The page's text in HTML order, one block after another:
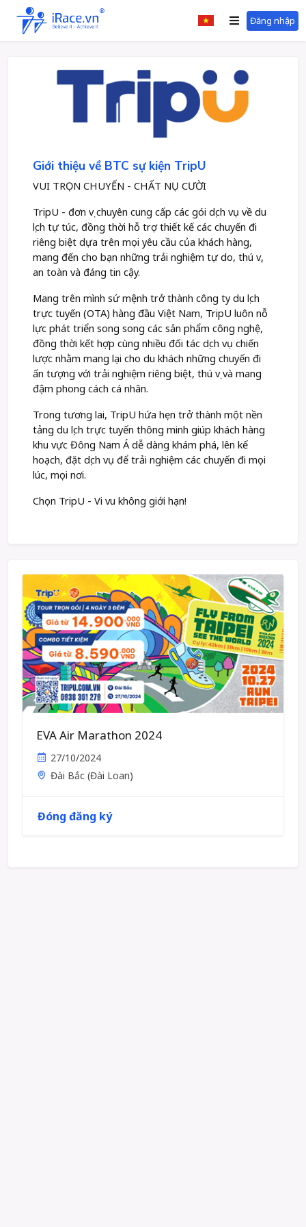
Đăng nhập
Giới thiệu về BTC sự kiện TripU
VUI TRỌN CHUYẾN - CHẤT NỤ CƯỜI
TripU - đơn vị chuyên cung cấp các gói dịch vụ về du
lịch tự túc, đồng thời hỗ trợ thiết kế các chuyến đi
riêng biệt dựa trên mọi yêu cầu của khách hàng,
mang đến cho bạn những trải nghiệm tự do, thú vị,
an toàn và đáng tin cậy.
Mang trên mình sứ mệnh trở thành công ty du lịch
trực tuyến (OTA) hàng đầu Việt Nam, TripU luôn nỗ
lực phát triển song song các sản phẩm công nghệ,
đồng thời kết hợp cùng nhiều đối tác dịch vụ chiến
lược nhằm mang lại cho du khách những chuyến đi
ấn tượng với trải nghiệm riêng biệt, thú vị và mang
đậm phong cách cá nhân.
Trong tương lai, TripU hứa hẹn trở thành một nền
tảng du lịch trực tuyến thông minh giúp khách hàng
khu vực Đông Nam Á dễ dàng khám phá, lên kế
hoạch, đặt dịch vụ để trải nghiệm các chuyến đi mọi
lúc, mọi nơi.
Chọn TripU - Vi vu không giới hạn!
EVA Air Marathon 2024
27/10/2024
Đài Bắc (Đài Loan)
Đóng đăng ký